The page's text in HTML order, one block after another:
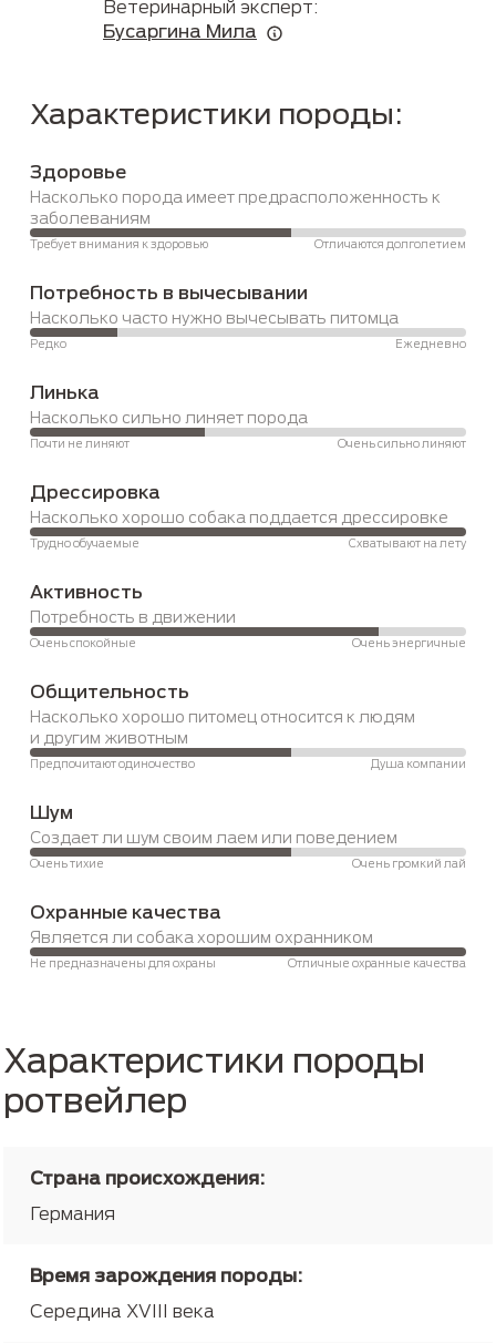
Ветеринарный эксперт:
Бусаргина Мила
Характеристики породы:
Здоровье
Насколько порода имеет предрасположенность к
заболеваниям
Требует внимания к здоровью Отличаются долголетием
Потребность в вычесывании
Насколько часто нужно вычесывать питомца
Редко Ежедневно
Линька
Насколько сильно линяет порода
Почти не линяют Очень сильно линяют
Дрессировка
Насколько хорошо собака поддается дрессировке
Трудно обучаемые Схватывают на лету
Активность
Потребность в движении
Очень спокойные Очень энергичные
Общительность
Насколько хорошо питомец относится к людям
и другим животным
Предпочитают одиночество Душа компании
Шум
Создает ли шум своим лаем или поведением
Очень тихие Очень громкий лай
Охранные качества
Является ли собака хорошим охранником
Не предназначены для охраны Отличные охранные качества
Характеристики породы
ротвейлер
Страна происхождения:
Германия
Время зарождения породы:
Середина XVIII века